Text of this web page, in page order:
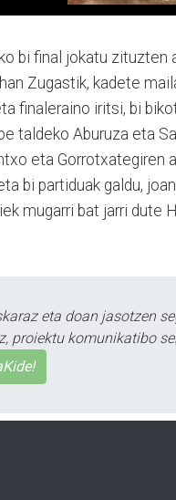
bi final jokatu zituzten
Zugastik, kadete
finaleraino iritsi, bi
taldeko Aburuza eta
eta Gorro­txa­te­giren
bi partiduak galdu,
mugarri bat jarri dute
eta doan jasotzen
proiektu komunikatibo